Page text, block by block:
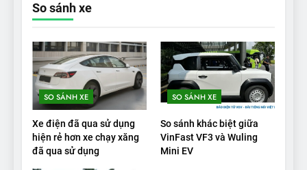
So sánh xe
SO SÁNH XE
Xe điện đã qua sử dụng
hiện rẻ hơn xe chạy xăng
đã qua sử dụng
SO SÁNH XE
So sánh khác biệt giữa
VinFast VF3 và Wuling
Mini EV
VinFast VF9 có gì để cạnh
tranh với các xe xăng cùng
tầm giá?
ĐÁNH GIÁ XE
20
Đánh giá: Người đam mê xe
điện Hyundai Ioniq 5 N 2025